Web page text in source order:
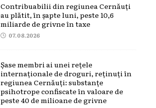
Contribuabilii din regiunea Cernăuți
au plătit, în șapte luni, peste 10,6
miliarde de grivne în taxe
07.08.2026
Șase membri ai unei rețele
internaționale de droguri, reținuți în
regiunea Cernăuți: substanțe
psihotrope confiscate în valoare de
peste 40 de milioane de grivne